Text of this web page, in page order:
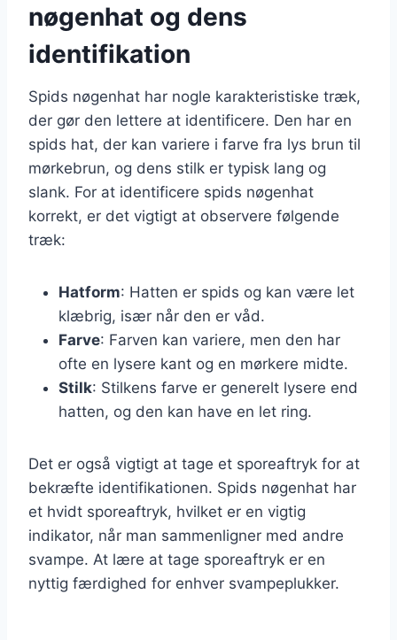
nøgenhat og dens
identifikation
Spids nøgenhat har nogle karakteristiske træk,
der gør den lettere at identificere. Den har en
spids hat, der kan variere i farve fra lys brun til
mørkebrun, og dens stilk er typisk lang og
slank. For at identificere spids nøgenhat
korrekt, er det vigtigt at observere følgende
træk:
Hatform: Hatten er spids og kan være let
klæbrig, især når den er våd.
Farve: Farven kan variere, men den har
ofte en lysere kant og en mørkere midte.
Stilk: Stilkens farve er generelt lysere end
hatten, og den kan have en let ring.
Det er også vigtigt at tage et sporeaftryk for at
bekræfte identifikationen. Spids nøgenhat har
et hvidt sporeaftryk, hvilket er en vigtig
indikator, når man sammenligner med andre
svampe. At lære at tage sporeaftryk er en
nyttig færdighed for enhver svampeplukker.